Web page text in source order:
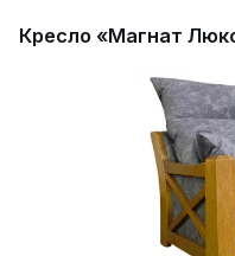
Кресло «Магнат